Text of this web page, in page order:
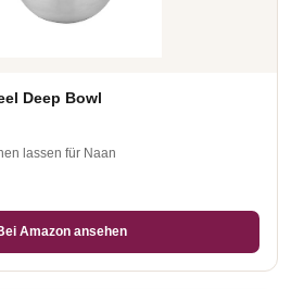
Deep Bowl
lassen für Naan
Amazon ansehen